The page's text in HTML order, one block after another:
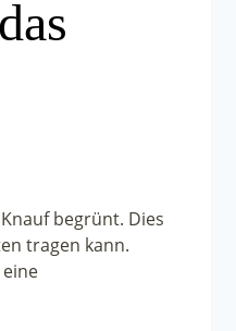
begrünt. Dies
tragen kann.